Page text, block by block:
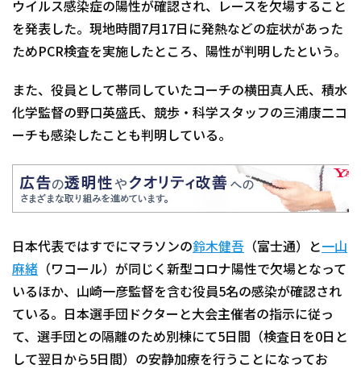
ウイルス感染症の陽性が確認され、レースを欠場すること
を発表した。現地時間7月17日に発熱などの症状があった
ためPCR検査を実施したところ、陽性が判明したという。
また、役員として帯同していたコーチの横田真人氏、積水
化学監督の野口英盛氏、競歩・科学スタッフの三浦康二コ
ーチも感染したことも判明している。
日本代表ではすでにマラソンの鈴木健吾 （富士通）と一山
麻緒 （ワコール）が同じく新型コロナ陽性で欠場となって
いるほか、山崎一彦監督を含む役員5名の感染が確認され
ている。日本選手団ドクターと大会主催者の指示に従っ
て、選手団との隔離のため別棟にて5日間（検査日を0日と
して翌日から5日間）の安静加療を行うことになってお